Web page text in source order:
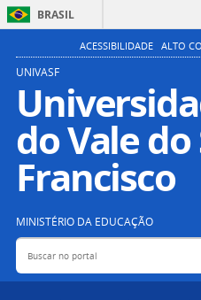
BRASIL
ACESSIBILIDADE ALTO
UNIVASF
do Vale do
Francisco
MINISTÉRIO DA EDUCAÇÃO
Buscar no portal